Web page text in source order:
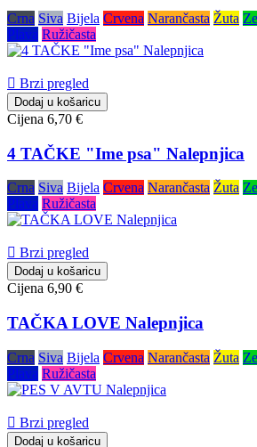
Crna Siva Bijela Crvena Narančasta Žuta
Plava Ružičasta
 Brzi pregled
Dodaj u košaricu
Cijena 6,70 €
4 TAČKE "Ime psa" Nalepnjica
Crna Siva Bijela Crvena Narančasta Žuta
Plava Ružičasta
 Brzi pregled
Dodaj u košaricu
Cijena 6,90 €
TAČKA LOVE Nalepnjica
Crna Siva Bijela Crvena Narančasta Žuta
Plava Ružičasta
 Brzi pregled
Dodaj u košaricu